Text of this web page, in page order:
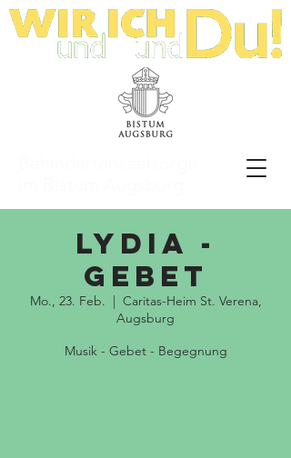
LyDia -
Gebet
Mo., 23. Feb.
  |
Caritas-Heim St. Verena,
Augsburg
Musik - Gebet - Begegnung